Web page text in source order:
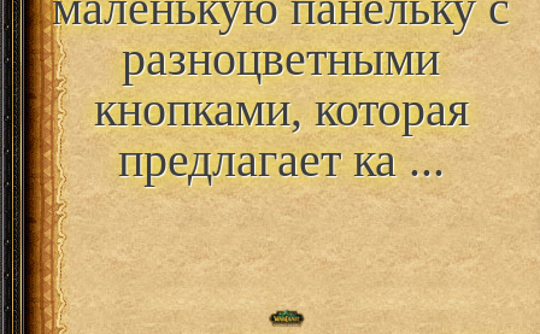
разноцветными
кнопками, которая
предлагает ка ...